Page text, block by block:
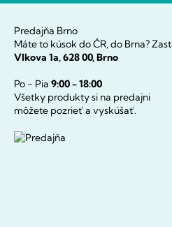
Predajňa Brno
Máte to kúsok do ČR, do Brna?
Vlkova 1a, 628 00, Brno
Po - Pia 9:00 - 18:00
Všetky produkty si na predajni
môžete pozrieť a vyskúšať.